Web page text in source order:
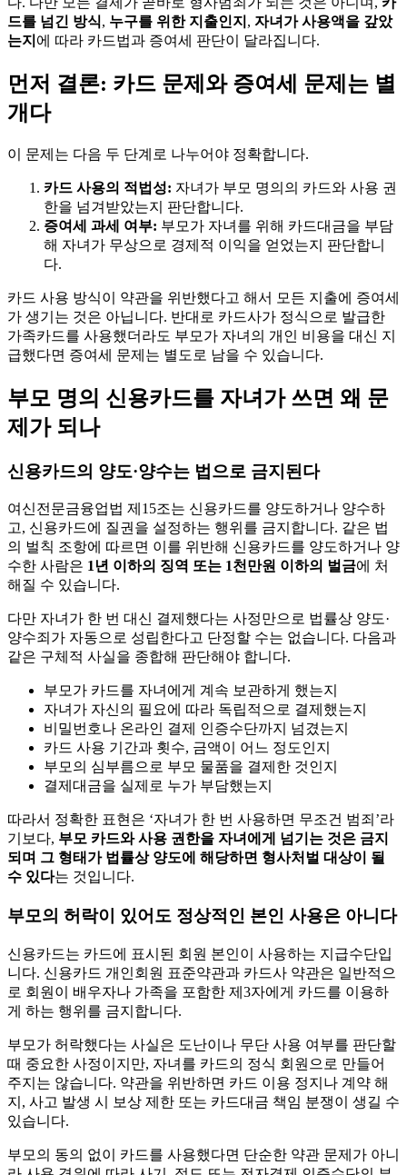
드를 넘긴 방식, 누구를 위한 지출인지 , 자녀가 사용액을 갚았
는지 에 따라 카드법과 증여세 판단이 달라집니다.
먼저 결론: 카드 문제와 증여세 문제는 별
개다
이 문제는 다음 두 단계로 나누어야 정확합니다.
카드 사용의 적법성: 자녀가 부모 명의의 카드와 사용 권
한을 넘겨받았는지 판단합니다.
증여세 과세 여부: 부모가 자녀를 위해 카드대금을 부담
해 자녀가 무상으로 경제적 이익을 얻었는지 판단합니
다.
카드 사용 방식이 약관을 위반했다고 해서 모든 지출에 증여세
가 생기는 것은 아닙니다. 반대로 카드사가 정식으로 발급한
가족카드를 사용했더라도 부모가 자녀의 개인 비용을 대신 지
급했다면 증여세 문제는 별도로 남을 수 있습니다.
부모 명의 신용카드를 자녀가 쓰면 왜 문
제가 되나
신용카드의 양도·양수는 법으로 금지된다
여신전문금융업법 제15조는 신용카드를 양도하거나 양수하
고, 신용카드에 질권을 설정하는 행위를 금지합니다. 같은 법
의 벌칙 조항에 따르면 이를 위반해 신용카드를 양도하거나 양
수한 사람은 1년 이하의 징역 또는 1천만원 이하의 벌금에 처
해질 수 있습니다.
다만 자녀가 한 번 대신 결제했다는 사정만으로 법률상 양도·
양수죄가 자동으로 성립한다고 단정할 수는 없습니다. 다음과
같은 구체적 사실을 종합해 판단해야 합니다.
부모가 카드를 자녀에게 계속 보관하게 했는지
자녀가 자신의 필요에 따라 독립적으로 결제했는지
비밀번호나 온라인 결제 인증수단까지 넘겼는지
카드 사용 기간과 횟수, 금액이 어느 정도인지
부모의 심부름으로 부모 물품을 결제한 것인지
결제대금을 실제로 누가 부담했는지
따라서 정확한 표현은 ‘자녀가 한 번 사용하면 무조건 범죄’라
기보다, 부모 카드와 사용 권한을 자녀에게 넘기는 것은 금지
되며 그 형태가 법률상 양도에 해당하면 형사처벌 대상이 될
수 있다는 것입니다.
부모의 허락이 있어도 정상적인 본인 사용은 아니다
신용카드는 카드에 표시된 회원 본인이 사용하는 지급수단입
니다. 신용카드 개인회원 표준약관과 카드사 약관은 일반적으
로 회원이 배우자나 가족을 포함한 제3자에게 카드를 이용하
게 하는 행위를 금지합니다.
부모가 허락했다는 사실은 도난이나 무단 사용 여부를 판단할
때 중요한 사정이지만, 자녀를 카드의 정식 회원으로 만들어
주지는 않습니다. 약관을 위반하면 카드 이용 정지나 계약 해
지, 사고 발생 시 보상 제한 또는 카드대금 책임 분쟁이 생길 수
있습니다.
부모의 동의 없이 카드를 사용했다면 단순한 약관 문제가 아니